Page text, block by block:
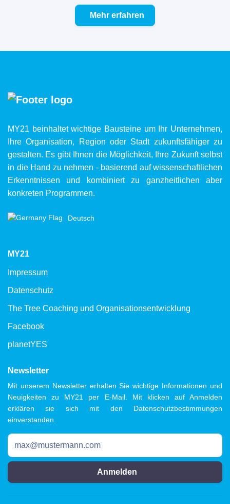
Mehr erfahren
MY21 beinhaltet wichtige Bausteine um Ihr Unternehmen,
Ihre Organisation, Region oder Stadt zukunftsfähiger zu
gestalten. Es gibt Ihnen die Möglichkeit, Ihre Zukunft selbst
in die Hand zu nehmen - basierend auf wissenschaftlichen
Erkenntnissen und kombiniert zu ganzheitlichen aber
konkreten Programmen.
Deutsch
MY21
Impressum
Datenschutz
The Tree Coaching und Organisationsentwicklung
Facebook
planetYES
Newsletter
Mit unserem Newsletter erhalten Sie wichtige Informationen und
Neuigkeiten zu MY21 per E-Mail. Mit klicken auf Anmelden
erklären sie sich mit den Datenschutzbestimmungen
einverstanden.
Anmelden